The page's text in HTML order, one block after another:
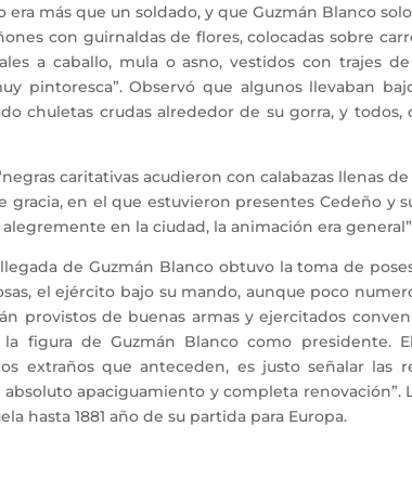
más que un soldado, y que Guzmán Blanco
con guirnaldas de flores, colocadas sobre
a caballo, mula o asno, vestidos con trajes
pintoresca”. Observó que algunos llevaban
chuletas crudas alrededor de su gorra, y
caritativas acudieron con calabazas llenas
en el que estuvieron presentes Cedeño y
en la ciudad, la animación era
de Guzmán Blanco obtuvo la toma de
el ejército bajo su mando, aunque poco
provistos de buenas armas y ejercitados
la figura de Guzmán Blanco como presidente.
extraños que anteceden, es justo señalar
apaciguamiento y completa renovación”.
hasta 1881 año de su partida para Europa.